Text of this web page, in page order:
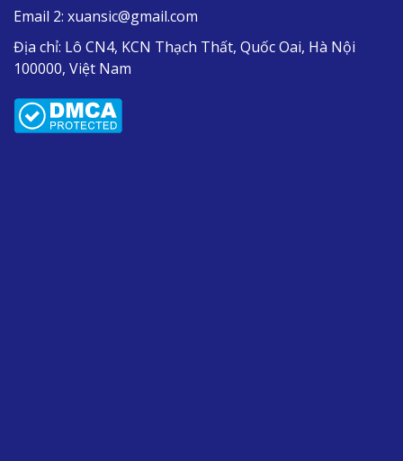
Email 2: xuansic@gmail.com
Địa chỉ: Lô CN4, KCN Thạch Thất, Quốc Oai, Hà Nội
100000, Việt Nam